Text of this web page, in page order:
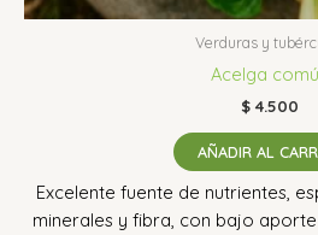
Verduras y
Acelga
$ 4.500
AÑADIR AL
Excelente fuente de nutrientes,
minerales y fibra, con bajo